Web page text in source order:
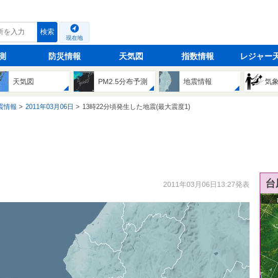
検索
現在地
防災情報 天気図 指数情報 レジャー
天気図 PM2.5分布予測 地震情報 気
情報 2011年03月06日 13時22分頃発生した地震(最大震度1)
2011年03月06日13:27発表